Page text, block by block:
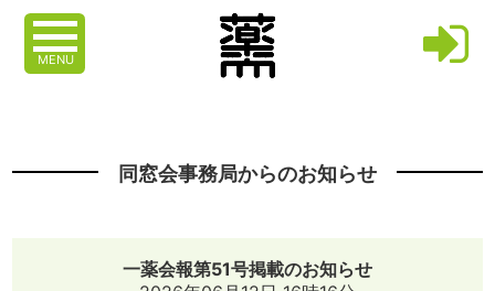
MENU
同窓会事務局からのお知らせ
一薬会報第51号掲載のお知らせ